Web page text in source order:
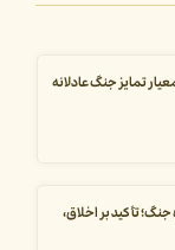
تمایز جنگ عادلانه
تأکید بر اخلاق،